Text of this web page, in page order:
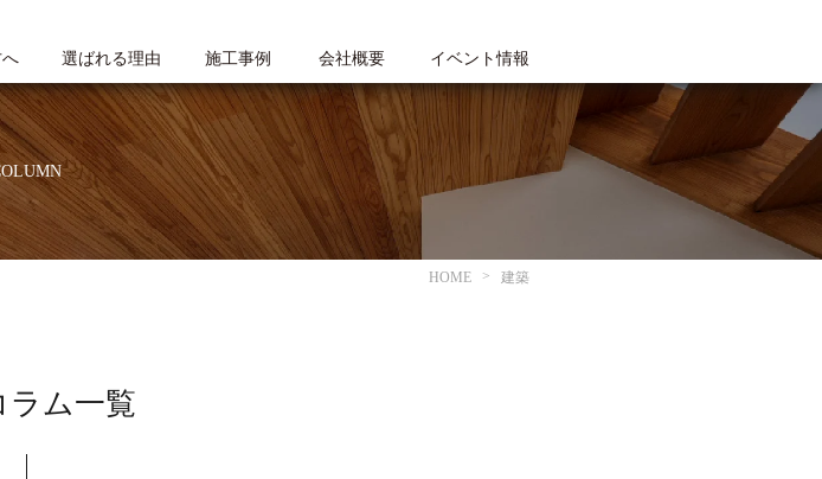
選ばれる理由 施工事例 会社概要 イベント情報
HOME 建築
ラム一覧